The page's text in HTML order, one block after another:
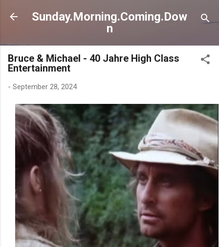
Direkt zum Hauptbereich
Sunday.Morning.Coming.Dow
n
Bruce & Michael - 40 Jahre High Class
Entertainment
- September 28, 2024